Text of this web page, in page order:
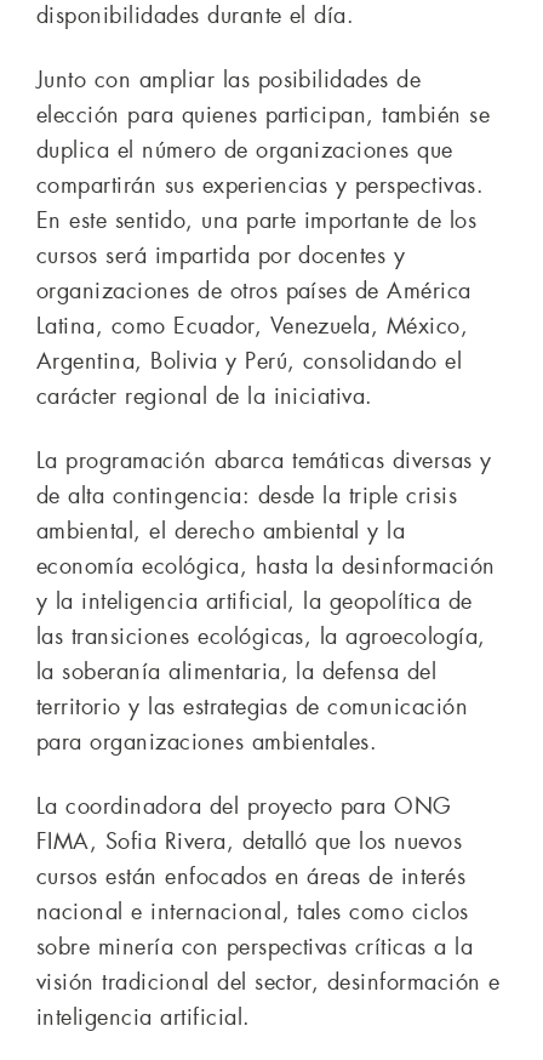
disponibilidades durante el día.
Junto con ampliar las posibilidades de
elección para quienes participan, también se
duplica el número de organizaciones que
compartirán sus experiencias y perspectivas.
En este sentido, una parte importante de los
cursos será impartida por docentes y
organizaciones de otros países de América
Latina, como Ecuador, Venezuela, México,
Argentina, Bolivia y Perú, consolidando el
carácter regional de la iniciativa.
La programación abarca temáticas diversas y
de alta contingencia: desde la triple crisis
ambiental, el derecho ambiental y la
economía ecológica, hasta la desinformación
y la inteligencia artificial, la geopolítica de
las transiciones ecológicas, la agroecología,
la soberanía alimentaria, la defensa del
territorio y las estrategias de comunicación
para organizaciones ambientales.
La coordinadora del proyecto para ONG
FIMA, Sofia Rivera, detalló que los nuevos
cursos están enfocados en áreas de interés
nacional e internacional, tales como ciclos
sobre minería con perspectivas críticas a la
visión tradicional del sector, desinformación e
inteligencia artificial.